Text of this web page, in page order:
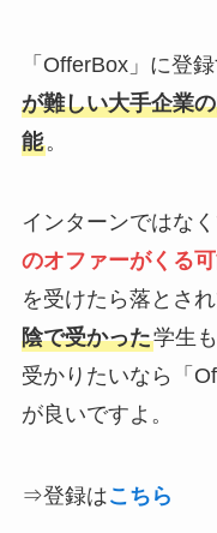
「OfferBox」に登
が難しい大手企業
能。
インターンではな
のオファーがくる
を受けたら落とさ
陰で受かった学生
受かりたいなら「
が良いですよ。
⇒登録はこちら